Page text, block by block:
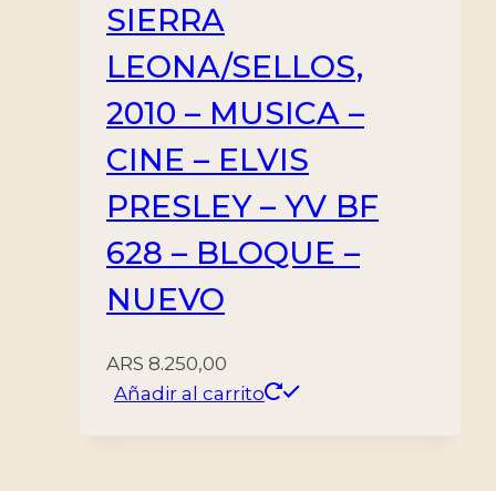
SIERRA
LEONA/SELLOS,
2010 – MUSICA –
CINE – ELVIS
PRESLEY – YV BF
628 – BLOQUE –
NUEVO
ARS 8.250,00
Añadir al carrito